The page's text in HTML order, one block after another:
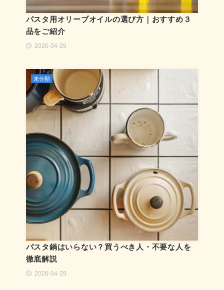
パスタ用オリーブオイルの選び方｜おすすめ３
品をご紹介
2026-04-29
パスタ鍋はいらない？買うべき人・不要な人を
徹底解説
2026-04-29
未分類